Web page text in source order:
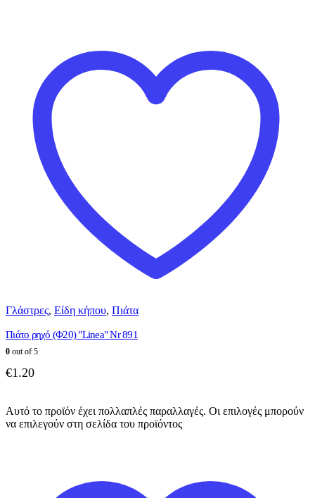
Γλάστρες, Είδη κήπου, Πιάτα
Πιάτο ρηχό (Φ20) "Linea" Nr 891
0 out of 5
€1.20
Αυτό το προϊόν έχει πολλαπλές παραλλαγές. Οι επιλογές μπορούν
να επιλεγούν στη σελίδα του προϊόντος